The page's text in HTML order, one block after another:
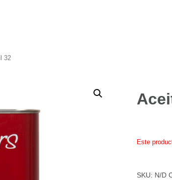
32
Este
SKU: N/D